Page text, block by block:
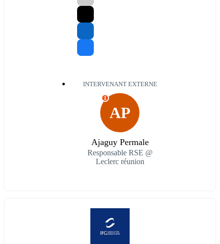
INTERVENANT EXTERNE
AP
I
Ajaguy Permale
Responsable RSE @
Leclerc réunion